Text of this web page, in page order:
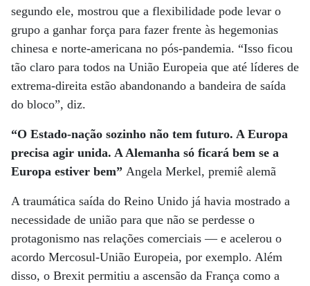
segundo ele, mostrou que a flexibilidade pode levar o
grupo a ganhar força para fazer frente às hegemonias
chinesa e norte-americana no pós-pandemia. “Isso ficou
tão claro para todos na União Europeia que até líderes de
extrema-direita estão abandonando a bandeira de saída
do bloco”, diz.
“O Estado-nação sozinho não tem futuro. A Europa
precisa agir unida. A Alemanha só ficará bem se a
Europa estiver bem” Angela Merkel, premiê alemã
A traumática saída do Reino Unido já havia mostrado a
necessidade de união para que não se perdesse o
protagonismo nas relações comerciais — e acelerou o
acordo Mercosul-União Europeia, por exemplo. Além
disso, o Brexit permitiu a ascensão da França como a